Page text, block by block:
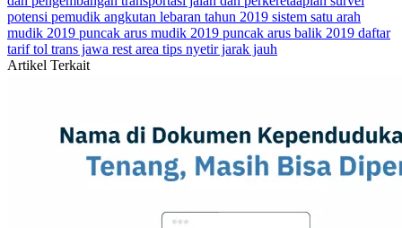
potensi pemudik angkutan lebaran tahun 2019 sistem satu arah
mudik 2019 puncak arus mudik 2019 puncak arus balik 2019 daftar
tarif tol trans jawa rest area tips nyetir jarak jauh
Artikel Terkait